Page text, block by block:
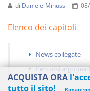
di Daniele Minussi
Elenco dei capitoli
News collegate
Percorsi
ACQUISTA ORA
tutto il sito!